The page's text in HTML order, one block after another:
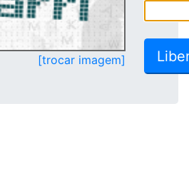
[trocar imagem]